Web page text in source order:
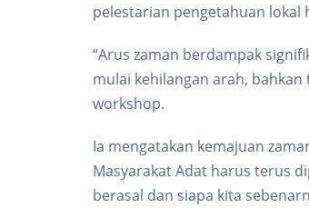
pelestarian pengetahuan lokal
“Arus zaman berdampak
mulai kehilangan arah,
workshop.
Ia mengatakan kemajuan
Masyarakat Adat harus terus
berasal dan siapa kita